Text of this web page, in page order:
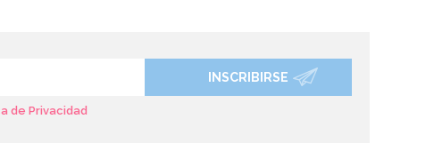
INSCRIBIRSE
de Privacidad